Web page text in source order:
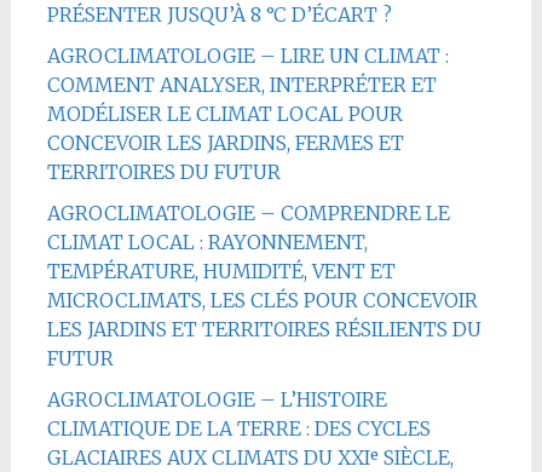
PRÉSENTER JUSQU’À 8 °C D’ÉCART ?
AGROCLIMATOLOGIE – LIRE UN CLIMAT :
COMMENT ANALYSER, INTERPRÉTER ET
MODÉLISER LE CLIMAT LOCAL POUR
CONCEVOIR LES JARDINS, FERMES ET
TERRITOIRES DU FUTUR
AGROCLIMATOLOGIE – COMPRENDRE LE
CLIMAT LOCAL : RAYONNEMENT,
TEMPÉRATURE, HUMIDITÉ, VENT ET
MICROCLIMATS, LES CLÉS POUR CONCEVOIR
LES JARDINS ET TERRITOIRES RÉSILIENTS DU
FUTUR
AGROCLIMATOLOGIE – L’HISTOIRE
CLIMATIQUE DE LA TERRE : DES CYCLES
GLACIAIRES AUX CLIMATS DU XXIᵉ SIÈCLE,